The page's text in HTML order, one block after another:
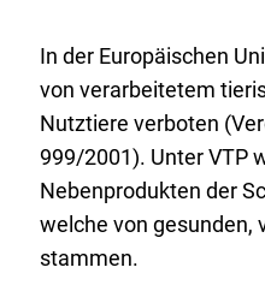
In der Europäischen
von verarbeitetem
Nutztiere verboten
999/2001). Unter VTP
Nebenprodukten der
welche von gesunden,
stammen.